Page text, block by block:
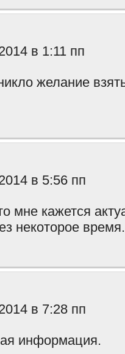
в 1:11 пп
желание
в 5:56 пп
мне кажется
некоторое время.
в 7:28 пп
информация.